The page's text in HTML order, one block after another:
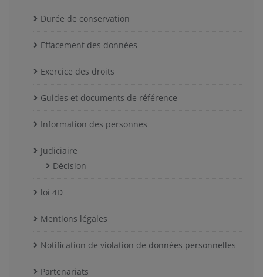
Durée de conservation
Effacement des données
Exercice des droits
Guides et documents de référence
Information des personnes
Judiciaire
Décision
loi 4D
Mentions légales
Notification de violation de données personnelles
Partenariats